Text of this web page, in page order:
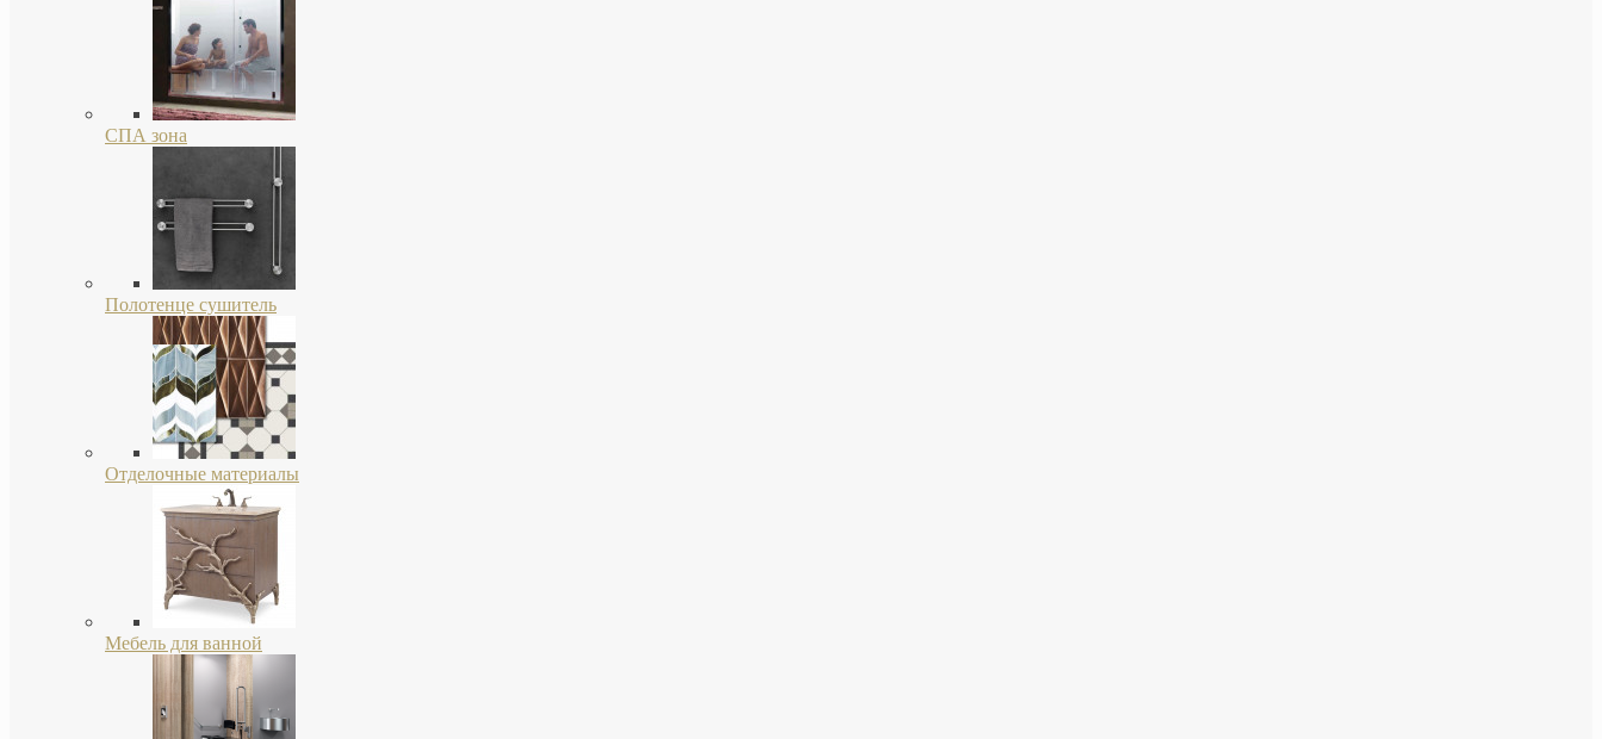
СПА зона
Полотенце сушитель
Отделочные материалы
Мебель для ванной